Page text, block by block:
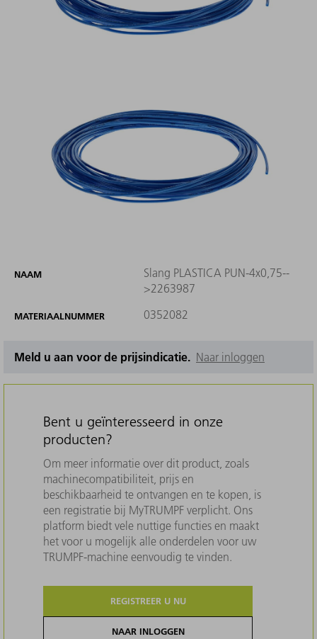
NAAM
Slang PLASTICA PUN-4x0,75--
>2263987
MATERIAALNUMMER 0352082
Meld u aan voor de prijsindicatie. Naar inloggen
Bent u geïnteresseerd in onze
producten?
Om meer informatie over dit product, zoals
machinecompatibiliteit, prijs en
beschikbaarheid te ontvangen en te kopen, is
een registratie bij MyTRUMPF verplicht. Ons
platform biedt vele nuttige functies en maakt
het voor u mogelijk alle onderdelen voor uw
TRUMPF-machine eenvoudig te vinden.
REGISTREER U NU
NAAR INLOGGEN